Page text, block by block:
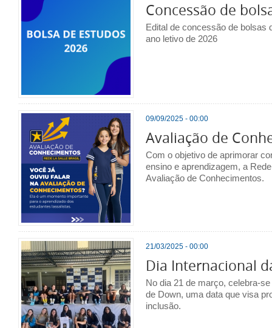
Concessão de
Edital de concessão de bolsas
ano letivo de 2026
09/09/2025 - 00:00
Avaliação de
Com o objetivo de aprimorar
ensino e aprendizagem, a
Avaliação de Conhecimentos.
21/03/2025 - 00:00
Dia Internacional
No dia 21 de março, celebra-
de Down, uma data que visa
inclusão.